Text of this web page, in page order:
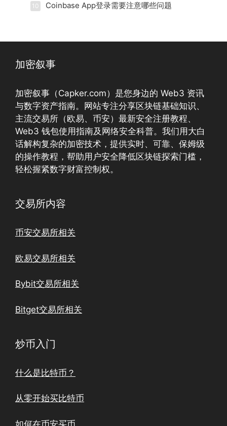
10 Coinbase App登录需要注意哪些问题
加密叙事
加密叙事（Capker.com）是您身边的 Web3 资讯
与数字资产指南。网站专注分享区块链基础知识、
主流交易所（欧易、币安）最新安全注册教程、
Web3 钱包使用指南及网络安全科普。我们用大白
话解构复杂的加密技术，提供实时、可靠、保姆级
的操作教程，帮助用户安全降低区块链探索门槛，
轻松握紧数字财富控制权。
交易所内容
币安交易所相关
欧易交易所相关
Bybit交易所相关
Bitget交易所相关
炒币入门
什么是比特币？
从零开始买比特币
如何在币安买币